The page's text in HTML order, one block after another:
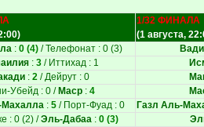
1/32 ФИНАЛА
(1 августа,
: 0 (4) / Телефонат : 0 (3)
: 3/ Иттихад : 1
: 2 / Дейрут : 0
Убейд : 0 / Маср : 4
Махалла: 5/ Порт-Фуад : 0
Газл Аль-
: 0 (2) /Эль-Дабаа: 0 (3)